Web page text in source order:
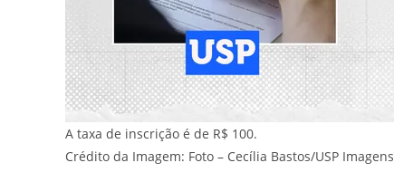
A taxa de inscrição é de R$ 100.
Crédito da Imagem: Foto – Cecília Bastos/USP Imagens